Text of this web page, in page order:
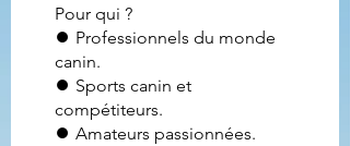
Pour qui ?
⏺ Professionnels du monde
canin.
⏺ Sports canin et
compétiteurs.
⏺ Amateurs passionnées.